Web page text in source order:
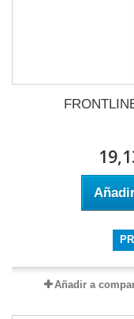
Añadir a